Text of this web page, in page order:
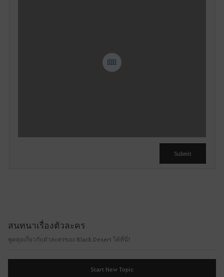
n
e
l
o
Submit
สนทนาเรื่องตัวละคร
พูดคุยเกี่ยวกับตัวละครของ Black Desert ได้ที่นี่!
Start New Topic